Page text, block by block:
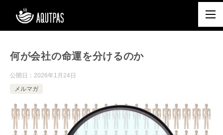
何が会社の命運を分けるのか
公開日： 2026年1月24日
メルマガ